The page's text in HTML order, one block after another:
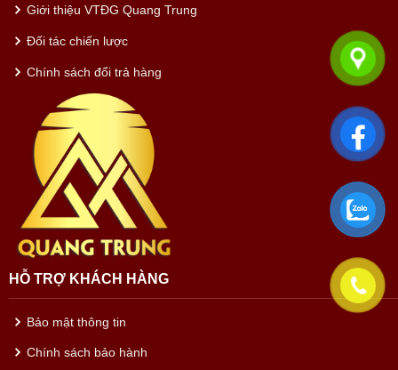
Giới thiệu VTĐG Quang Trung
Đối tác chiến lược
Chính sách đổi trả hàng
HỖ TRỢ KHÁCH HÀNG
Bảo mật thông tin
Chính sách bảo hành